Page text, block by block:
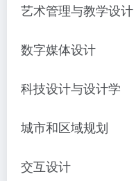
艺术管理与教学设计
数字媒体设计
科技设计与设计学
城市和区域规划
交互设计